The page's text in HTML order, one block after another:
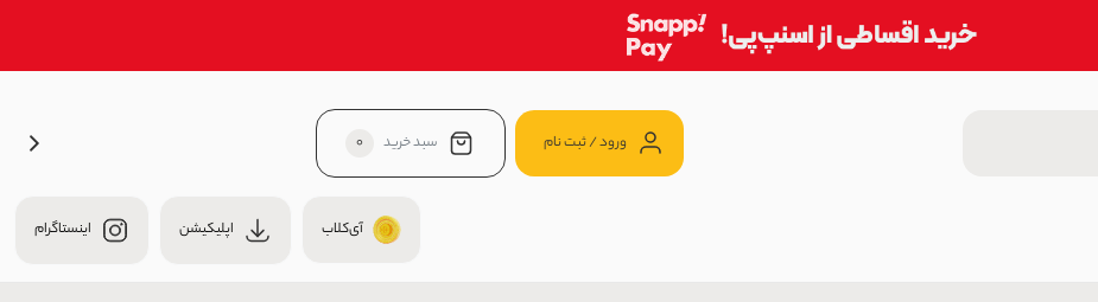
ورود / ثبت نام سبد خرید 0
آی‌کلاب اپلیکیشن اینستاگرام